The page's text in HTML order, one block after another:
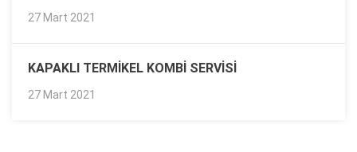
27 Mart 2021
KAPAKLI TERMIKEL KOMBI SERVISI
27 Mart 2021